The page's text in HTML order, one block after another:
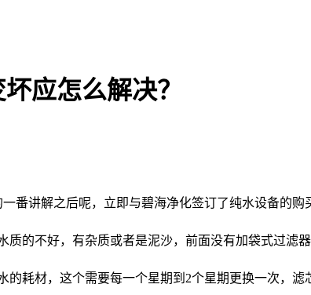
应怎么解决？
讲解之后呢，立即与碧海净化签订了纯水设备的
的不好，有杂质或者是泥沙，前面没有加袋式过滤
耗材，这个需要每一个星期到2个星期更换一次，